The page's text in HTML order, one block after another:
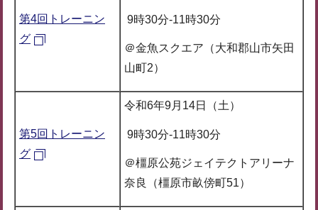
第4回トレーニン
グ
9時30分-11時30分
＠金魚スクエア（大和郡山市矢田
山町2）
第5回トレーニン
グ
令和6年9月14日（土）
9時30分-11時30分
＠橿原公苑ジェイテクトアリーナ
奈良（橿原市畝傍町51）